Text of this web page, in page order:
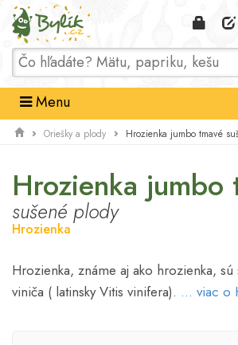
Domov
Menu
Oriešky a plody Hrozienka jumbo tmavé
Hrozienka jumbo
sušené plody
Hrozienka
Hrozienka, známe aj ako hrozienka,
viniča ( latinsky Vitis vinifera). ... viac o